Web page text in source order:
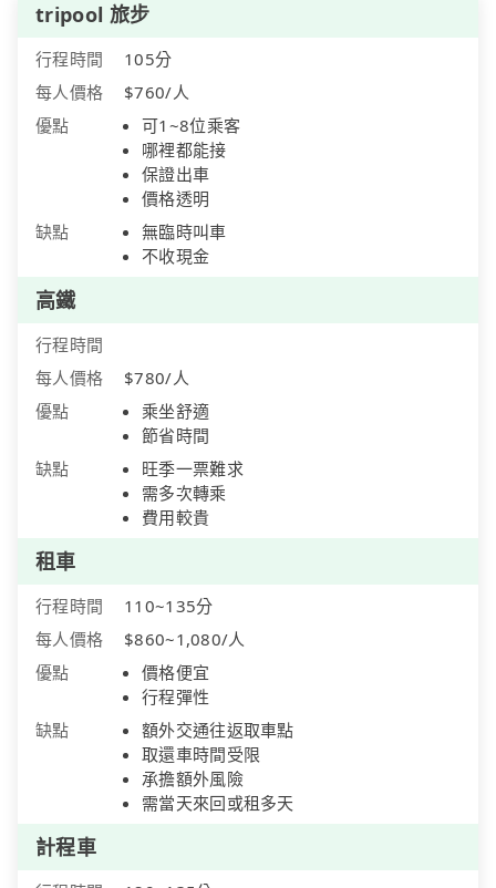
tripool 旅步
行程時間
105分
每人價格
$760/人
優點
可1~8位乘客
哪裡都能接
保證出車
價格透明
缺點
無臨時叫車
不收現金
高鐵
行程時間
每人價格
$780/人
優點
乘坐舒適
節省時間
缺點
旺季一票難求
需多次轉乘
費用較貴
租車
行程時間
110~135分
每人價格
$860~1,080/人
優點
價格便宜
行程彈性
缺點
額外交通往返取車點
取還車時間受限
承擔額外風險
需當天來回或租多天
計程車